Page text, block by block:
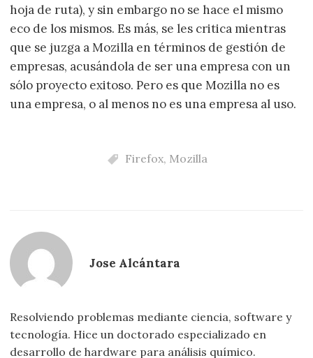
hoja de ruta), y sin embargo no se hace el mismo
eco de los mismos. Es más, se les critica mientras
que se juzga a Mozilla en términos de gestión de
empresas, acusándola de ser una empresa con un
sólo proyecto exitoso. Pero es que Mozilla no es
una empresa, o al menos no es una empresa al uso.
Firefox, Mozilla
Jose Alcántara
Resolviendo problemas mediante ciencia, software y
tecnología. Hice un doctorado especializado en
desarrollo de hardware para análisis químico.